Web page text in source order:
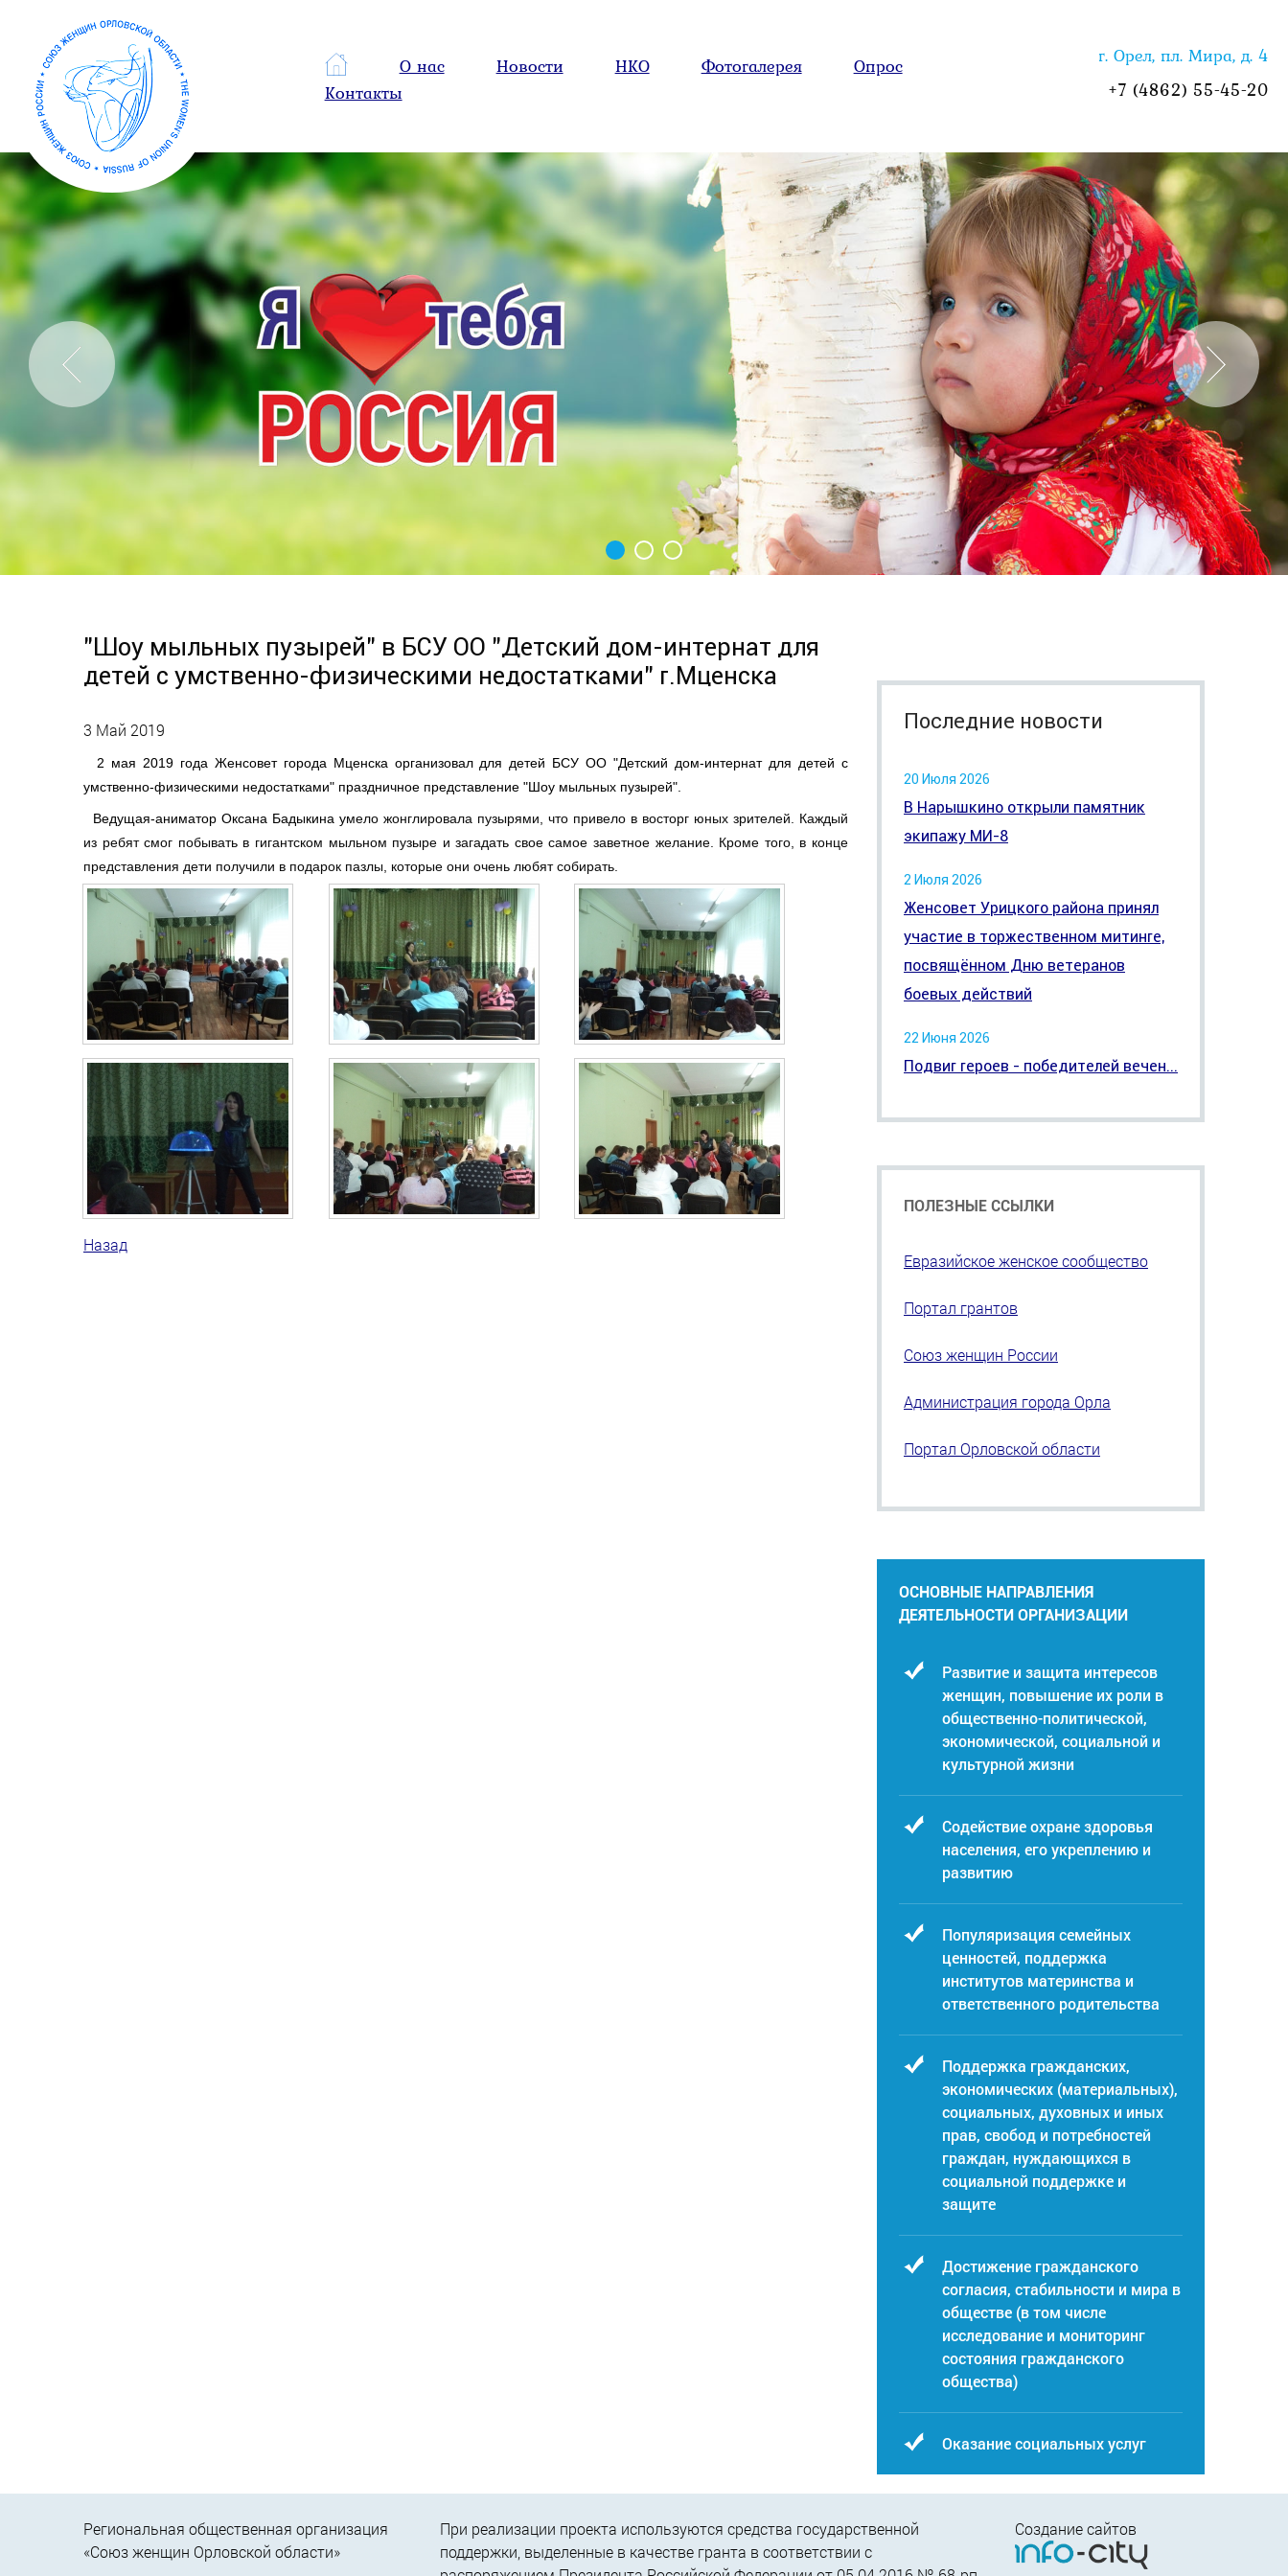
О нас Новости НКО Фотогалерея
Опрос
Контакты
г. Орел, пл. Мира, д. 4
+7 (4862) 55-45-20
"Шоу мыльных пузырей" в БСУ ОО "Детский дом-интернат для
детей с умственно-физическими недостатками" г.Мценска
3 Май 2019
2 мая 2019 года Женсовет города Мценска организовал для детей БСУ ОО "Детский дом-интернат для детей с
умственно-физическими недостатками" праздничное представление "Шоу мыльных пузырей".
Ведущая-аниматор Оксана Бадыкина умело жонглировала пузырями, что привело в восторг юных зрителей. Каждый
из ребят смог побывать в гигантском мыльном пузыре и загадать свое самое заветное желание. Кроме того, в конце
представления дети получили в подарок пазлы, которые они очень любят собирать.
Назад
Последние новости
20 Июля 2026
В Нарышкино открыли памятник
экипажу МИ-8
2 Июля 2026
Женсовет Урицкого района принял
участие в торжественном митинге,
посвящённом Дню ветеранов
боевых действий
22 Июня 2026
Подвиг героев - победителей вечен...
ПОЛЕЗНЫЕ ССЫЛКИ
Евразийское женское сообщество
Портал грантов
Союз женщин России
Администрация города Орла
Портал Орловской области
ОСНОВНЫЕ НАПРАВЛЕНИЯ
ДЕЯТЕЛЬНОСТИ ОРГАНИЗАЦИИ
Развитие и защита интересов
женщин, повышение их роли в
общественно-политической,
экономической, социальной и
культурной жизни
Содействие охране здоровья
населения, его укреплению и
развитию
Популяризация семейных
ценностей, поддержка
институтов материнства и
ответственного родительства
Поддержка гражданских,
экономических (материальных),
социальных, духовных и иных
прав, свобод и потребностей
граждан, нуждающихся в
социальной поддержке и
защите
Достижение гражданского
согласия, стабильности и мира в
обществе (в том числе
исследование и мониторинг
состояния гражданского
общества)
Оказание социальных услуг
Региональная общественная организация
«Союз женщин Орловской области»
При реализации проекта используются средства государственной
поддержки, выделенные в качестве гранта в соответствии c
Создание сайтов